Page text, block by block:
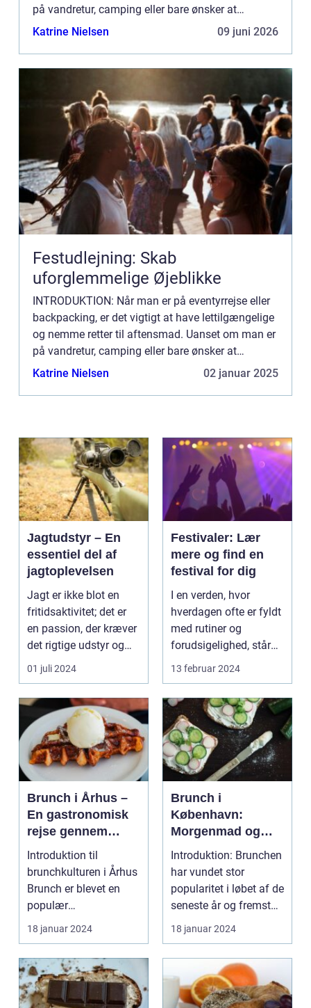
på vandretur, camping eller bare ønsker at
tilberede noget hurtigt og nemt efter en lang dag
Katrine Nielsen 09 juni 2026
Festudlejning: Skab
uforglemmelige Øjeblikke
INTRODUKTION: Når man er på eventyrrejse eller
backpacking, er det vigtigt at have lettilgængelige
og nemme retter til aftensmad. Uanset om man er
på vandretur, camping eller bare ønsker at
tilberede noget hurtigt og nemt efter en lang dag
Katrine Nielsen 02 januar 2025
Jagtudstyr – En
essentiel del af
jagtoplevelsen
Jagt er ikke blot en
fritidsaktivitet; det er
en passion, der kræver
det rigtige udstyr og
for...
01 juli 2024
Festivaler: Lær
mere og find en
festival for dig
I en verden, hvor
hverdagen ofte er fyldt
med rutiner og
forudsigelighed, står
festivaler som farver...
13 februar 2024
Brunch i Århus –
En gastronomisk
rejse gennem
byens bedste
morgenmadsspot
Introduktion til
brunchkulturen i Århus
Brunch er blevet en
populær
spiseoplevelse, der
kombinerer ...
18 januar 2024
Brunch i
København:
Morgenmad og
frokost i perfekt
harmoni
Introduktion: Brunchen
har vundet stor
popularitet i løbet af de
seneste år og fremstår
som en perfe...
18 januar 2024